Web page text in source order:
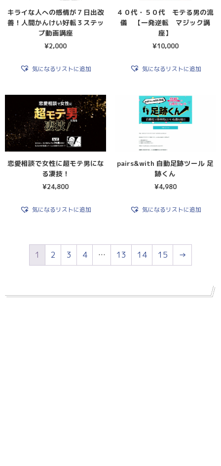
キライな人への感情が７日出改
善！人間かんけい好転３ステッ
プ動画講座
¥2,000
気になるリストに追加
４０代・５０代 モテる男の流
儀 【一発逆転 マジック講
座】
¥10,000
気になるリストに追加
恋愛相談で女性に超モテ男にな
る凄技！
¥24,800
気になるリストに追加
pairs&with 自動足跡ツール 足
跡くん
¥4,980
気になるリストに追加
1 2 3 4 … 13 14 15 →